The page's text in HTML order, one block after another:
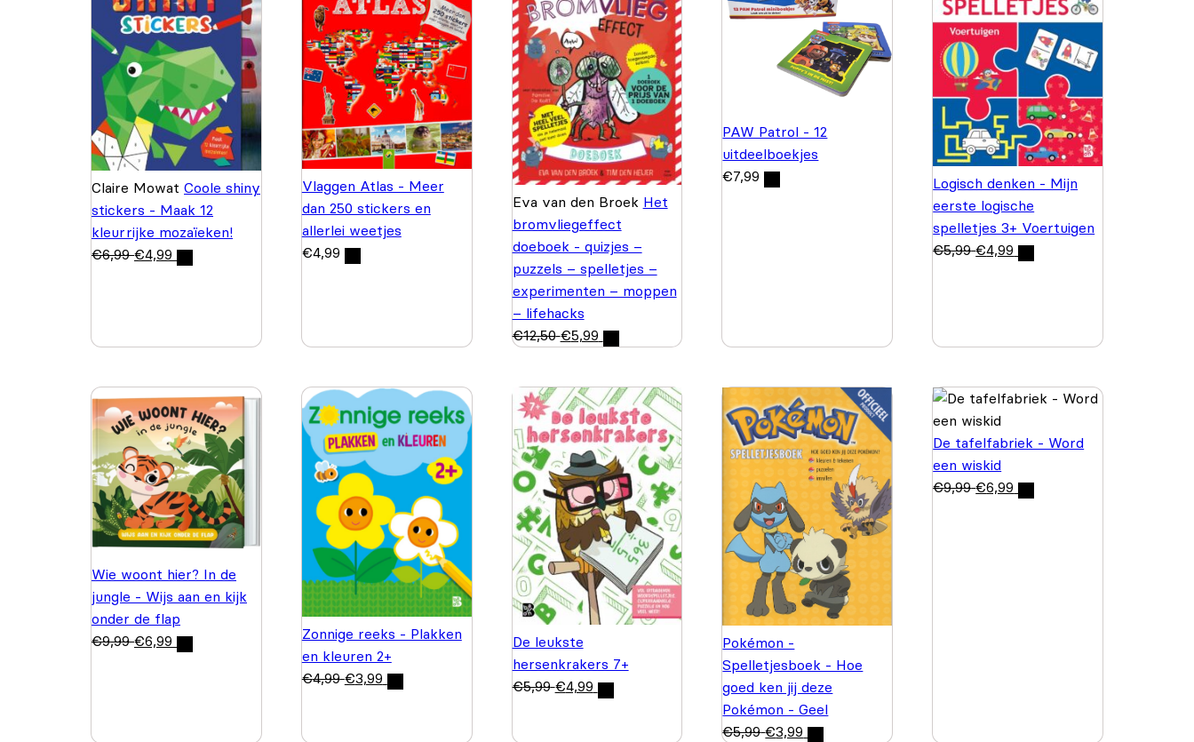
Claire Mowat Coole shiny
stickers - Maak 12
kleurrijke mozaïeken!
€6,99 €4,99
Vlaggen Atlas - Meer
dan 250 stickers en
allerlei weetjes
€4,99
Eva van den Broek Het
bromvliegeffect
doeboek - quizjes –
puzzels – spelletjes –
experimenten – moppen
– lifehacks
€12,50 €5,99
PAW Patrol - 12
uitdeelboekjes
€7,99
Logisch denken - Mijn
eerste logische
spelletjes 3+ Voertuigen
€5,99 €4,99
Wie woont hier? In de
jungle - Wijs aan en kijk
onder de flap
€9,99 €6,99
Zonnige reeks - Plakken
en kleuren 2+
€4,99 €3,99
De leukste
hersenkrakers 7+
€5,99 €4,99
Pokémon -
Spelletjesboek - Hoe
goed ken jij deze
Pokémon - Geel
€5,99 €3,99
De tafelfabriek - Word
een wiskid
€9,99 €6,99